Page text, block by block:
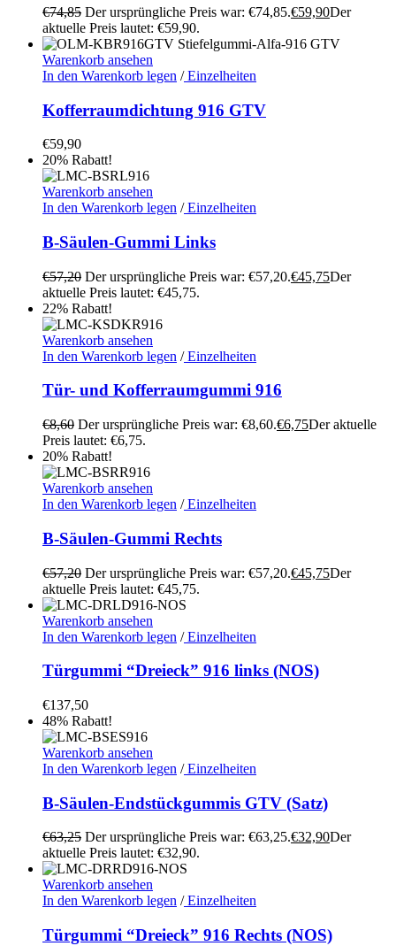
€74,85 Der ursprüngliche Preis war: €74,85.€59,90Der
aktuelle Preis lautet: €59,90.
Warenkorb ansehen
In den Warenkorb legen /Einzelheiten
Kofferraumdichtung 916 GTV
€59,90
20% Rabatt!
Warenkorb ansehen
In den Warenkorb legen /Einzelheiten
B-Säulen-Gummi Links
€57,20 Der ursprüngliche Preis war: €57,20.€45,75Der
aktuelle Preis lautet: €45,75.
22% Rabatt!
Warenkorb ansehen
In den Warenkorb legen /Einzelheiten
Tür- und Kofferraumgummi 916
€8,60 Der ursprüngliche Preis war: €8,60.€6,75Der aktuelle
Preis lautet: €6,75.
20% Rabatt!
Warenkorb ansehen
In den Warenkorb legen /Einzelheiten
B-Säulen-Gummi Rechts
€57,20 Der ursprüngliche Preis war: €57,20.€45,75Der
aktuelle Preis lautet: €45,75.
Warenkorb ansehen
In den Warenkorb legen /Einzelheiten
Türgummi “Dreieck” 916 links (NOS)
€137,50
48% Rabatt!
Warenkorb ansehen
In den Warenkorb legen /Einzelheiten
B-Säulen-Endstückgummis GTV (Satz)
€63,25 Der ursprüngliche Preis war: €63,25.€32,90Der
aktuelle Preis lautet: €32,90.
Warenkorb ansehen
In den Warenkorb legen /Einzelheiten
Türgummi “Dreieck” 916 Rechts (NOS)